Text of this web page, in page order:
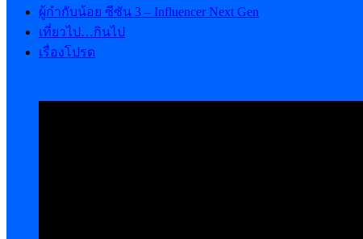
ผู้กำกับน้อย ซีซัน 3 – Influencer Next Gen
เที่ยวไป…กินไป
เรื่องโปรด